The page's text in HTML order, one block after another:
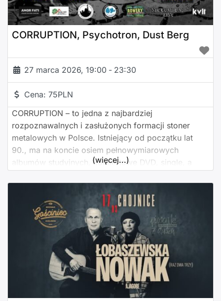
CORRUPTION, Psychotron, Dust Berg
27 marca 2026, 19:00 - 23:30
Cena: 75PLN
CORRUPTION – to jedna z najbardziej
rozpoznawalnych i zasłużonych formacji stoner
metalowych w Polsce. Istniejący od początku lat
90., ma na koncie osiem pełnowymiarowych
albumów studyjnych, koncertowe DVD, single, a
zagranych koncertów w kraju i za granicą. W ciągu
ponad 30 lat działalności CORRUPTION występował
na najważniejszych festiwalach, takich jak:
Metalmania (1995, 2006), Przystanek
(więcej...)